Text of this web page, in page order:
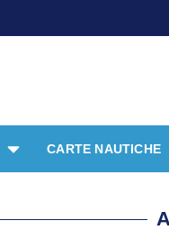
CARTE NAUTICHE